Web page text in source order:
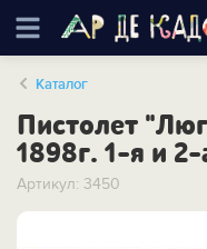
Каталог
Пистолет
1898г. 1-я и
Артикул: 3450